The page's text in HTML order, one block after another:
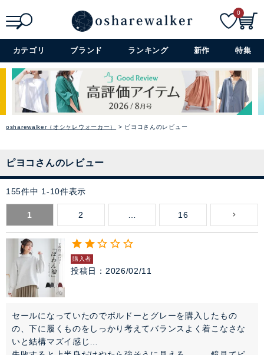
詳細検索+
0
カテゴリ ブランド ランキング 新作 特集
osharewalker（オシャレウォーカー） ピヨコさんのレビュー
ピヨコさんのレビュー
155件中 1 -10件表示
1 2 16
購入者
投稿日 2026/02/11
セールになっていたのでボルドーとグレーを購入したもの
の、下に履くものをしっかり考えてバランスよく着こなさな
いと結構マズイ感じ…